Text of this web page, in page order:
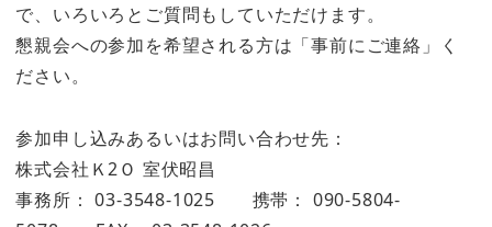
で、いろいろとご質問もしていただけます。
懇親会への参加を希望される方は「事前にご連絡」く
ださい。
参加申し込みあるいはお問い合わせ先：
株式会社Ｋ2Ｏ 室伏昭昌
事務所： 03-3548-1025 携帯： 090-5804-